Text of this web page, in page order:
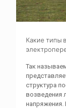
Какие типы
Так
структура
возведения